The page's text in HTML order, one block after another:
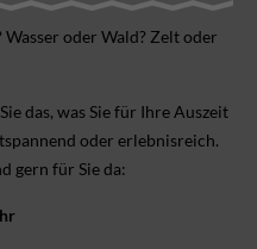
oder Wald? Zelt oder
das, was Sie für Ihre Aus­zeit
oder erlebnis­reich.
gern für Sie da: